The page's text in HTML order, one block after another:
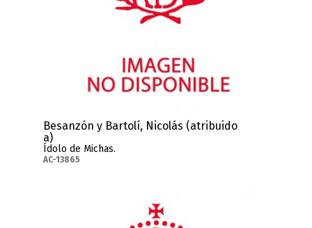
Besanzón y Bartolí, Nicolás (atribuido
a)
Ídolo de Michas.
AC-13865